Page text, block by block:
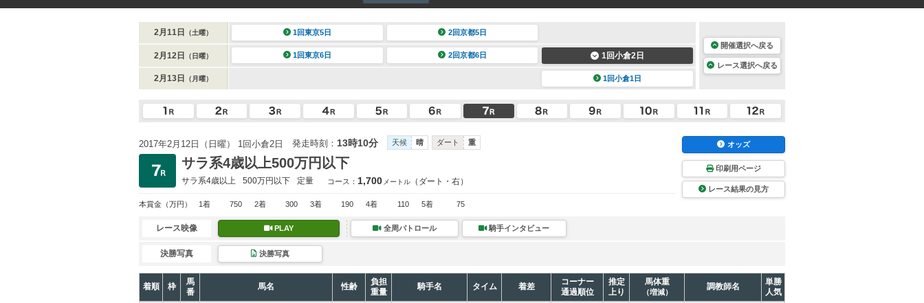
2月11日 （土曜） 1回東京5日 2回京都5日
2月12日 （日曜） 1回東京6日 2回京都6日 1回小倉2日
2月13日 （月曜） 1回小倉1日
開催選択へ戻る
レース選択へ戻る
2017年2月12日（日曜） 1回小倉2日 発走時刻： 13時10分 天候 晴 ダート 重
サラ系4歳以上500万円以下
サラ系4歳以上 500万円以下 定量 コース： 1,700 メートル （ダート・右）
本賞金 （万円） 1着 750 2着 300 3着 190 4着 110 5着 75
オッズ
印刷用ページ
レース結果の見方
レース映像 PLAY 全周パトロール 騎手インタビュー
決勝写真 決勝写真
着順 枠
馬
番
馬名 性齢
負担
重量
騎手名 タイム 着差
コーナー
通過順位
推定
上り
馬体重
（増減）
調教師名
単勝
人気